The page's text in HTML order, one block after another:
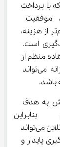
والدین تصور می‌کنند که با پرداخت
خصوصی، موفقیت
فرزندشان تضمین خواهد شد. در حالی که مهم‌تر از هزینه،
است.
منظم از
ویدیوهای آموزشی و ایجاد فضای تمرین روزانه می‌تواند
به هدف
کوتاه‌مدت مدنظر وی باشد، کلاس حضوری یا آنلاین می‌تواند
پایدار و